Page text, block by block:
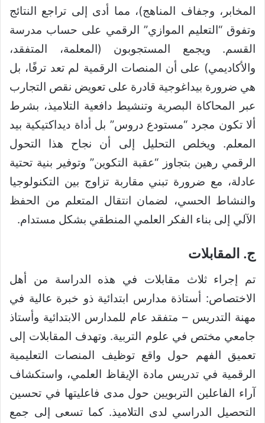
المخابر، وجفاف المناهج)، مما أدى إلى تراجع النتائج
وتفوق “التعليم الموازي” الرقمي على حساب مدرسة
القسم. ويجمع المستجوبون (المعلمة، المتفقد،
والأكاديمي) على أن المنصات الرقمية لم تعد ترفًا، بل
هي ضرورة بيداغوجية قادرة على تعويض نقص التجارب
عبر المحاكاة البصرية وتنشيط دافعية التلاميذ، بشرط
ألا تكون مجرد “مستودع دروس” بل أداة ديداكتيكية بيد
المعلم. ويخلص التحليل إلى أن نجاح هذا التحول
الرقمي رهين بتجاوز “عقبة التكوين” وتوفير بنية تحتية
عادلة، مع ضرورة تبني مقاربة تزاوج بين التكنولوجيا
والنشاط الحسي، لضمان انتقال المتعلم من الحفظ
الآلي إلى بناء الفكر العلمي المنطقي بشكل مستدام.
ج. المقابلات
تم إجراء ثلاث مقابلات في هذه الدراسة من أهل
الاختصاص: أستاذة مدارس ابتدائية ذو خبرة عالية في
مهنة التدريس – متفقد عام للمدارس الابتدائية وأستاذ
جامعي مختص في علوم التربية. وتهدف المقابلات إلى
تعميق الفهم حول واقع توظيف المنصات التعليمية
الرقمية في تدريس مادة الإيقاظ العلمي، واستكشاف
آراء الفاعلين التربويين حول مدى فاعليتها في تحسين
التحصيل الدراسي لدى التلاميذ. كما تسعى إلى جمع